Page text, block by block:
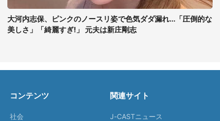
大河内志保、ピンクのノースリ姿で色気ダダ漏れ...「圧倒的な
美しさ」「綺麗すぎ!」 元夫は新庄剛志
コンテンツ
社会
関連サイト
J-CASTニュース